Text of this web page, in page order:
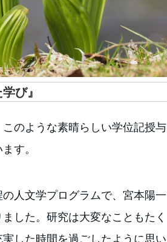
び』
のような素晴らしい学位記授与
す。
人文学プログラムで、宮本陽一
した。研究は大変なこともたく
した時間を過ごしたように思い